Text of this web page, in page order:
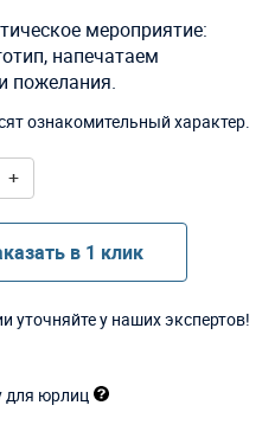
мероприятие:
напечатаем
пожелания.
ознакомительный характер.
+
в 1 клик
уточняйте у наших экспертов!
для юрлиц